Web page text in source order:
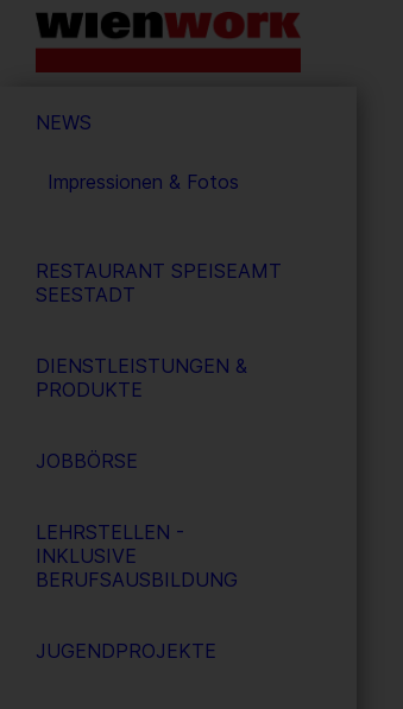
Barrierefreie
Bedienung
Webseite
NEWS
Impressionen & Fotos
RESTAURANT SPEISEAMT
SEESTADT
DIENSTLEISTUNGEN &
PRODUKTE
JOBBÖRSE
LEHRSTELLEN -
INKLUSIVE
BERUFSAUSBILDUNG
JUGENDPROJEKTE